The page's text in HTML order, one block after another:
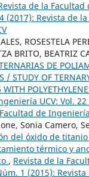
de la Facultad
(2017): Revista de
ROSESTELA
BRITO, BEATRIZ
DE
/ STUDY OF
UCV: Vol.
de
Sonia Camero,
del óxido de
térmico y
, Revista de la
1 (2015):